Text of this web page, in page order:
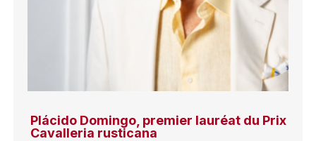
Plácido Domingo, premier lauréat du Prix
Cavalleria rusticana